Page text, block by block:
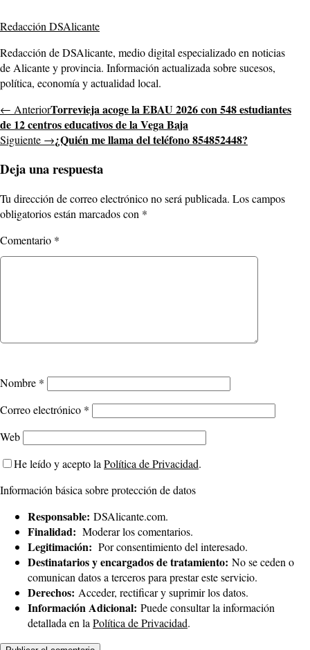
Redacción DSAlicante
Redacción de DSAlicante, medio digital especializado en noticias
de Alicante y provincia. Información actualizada sobre sucesos,
política, economía y actualidad local.
← AnteriorTorrevieja acoge la EBAU 2026 con 548 estudiantes
de 12 centros educativos de la Vega Baja
Siguiente →¿Quién me llama del teléfono 854852448?
Deja una respuesta
Tu dirección de correo electrónico no será publicada. Los campos
obligatorios están marcados con *
Comentario *
Nombre *
Correo electrónico *
Web
He leído y acepto la Política de Privacidad.
Información básica sobre protección de datos
Responsable: DSAlicante.com.
Finalidad: Moderar los comentarios.
Legitimación: Por consentimiento del interesado.
Destinatarios y encargados de tratamiento: No se ceden o
comunican datos a terceros para prestar este servicio.
Derechos: Acceder, rectificar y suprimir los datos.
Información Adicional: Puede consultar la información
detallada en la Política de Privacidad.